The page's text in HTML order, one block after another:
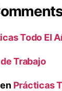
Todo El
Trabajo
en Prácticas